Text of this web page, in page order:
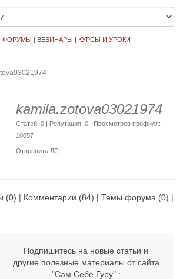
ФОРУМЫ | ВЕБИНАРЫ | КУРСЫ И УРОКИ
kamila.zotova03021974
Cтатей: 0 | Репутация: 0 | Просмотров профиля:
10057
Отправить ЛС
(0) | Комментарии (84) | Темы форума (0) |
Подпишитесь на новые статьи и
другие полезные материалы от сайта
"Сам Себе Гуру" :